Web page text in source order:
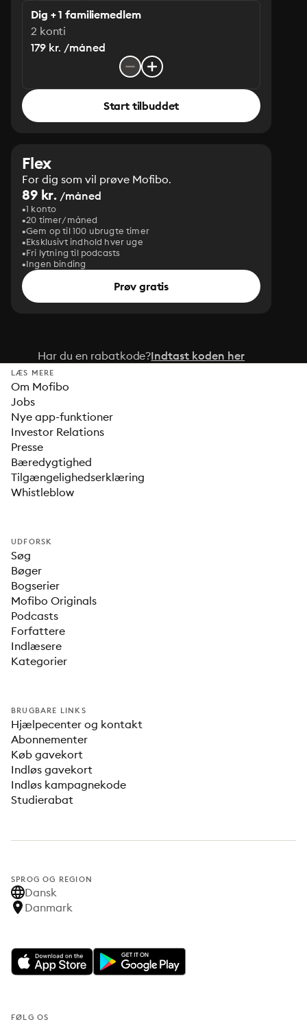
Dig + 1 familiemedlem
2 konti
179 kr. /måned
Start tilbuddet
Flex
For dig som vil prøve Mofibo.
89 kr. /måned
1 konto
20 timer/måned
Gem op til 100 ubrugte timer
Eksklusivt indhold hver uge
Fri lytning til podcasts
Ingen binding
Prøv gratis
Har du en rabatkode?Indtast koden her
LÆS MERE
Om Mofibo
Jobs
Nye app-funktioner
Investor Relations
Presse
Bæredygtighed
Tilgængelighedserklæring
Whistleblow
UDFORSK
Søg
Bøger
Bogserier
Mofibo Originals
Podcasts
Forfattere
Indlæsere
Kategorier
BRUGBARE LINKS
Hjælpecenter og kontakt
Abonnementer
Køb gavekort
Indløs gavekort
Indløs kampagnekode
Studierabat
SPROG OG REGION
Dansk
Danmark
FØLG OS